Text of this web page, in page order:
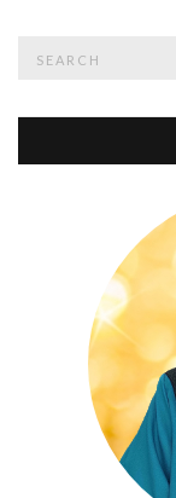
for: